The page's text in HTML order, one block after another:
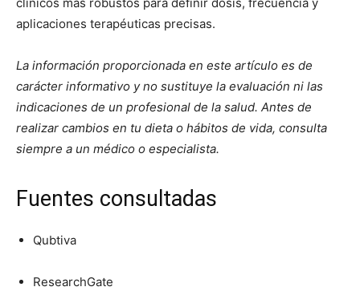
clínicos más robustos para definir dosis, frecuencia y
aplicaciones terapéuticas precisas.
La información proporcionada en este artículo es de
carácter informativo y no sustituye la evaluación ni las
indicaciones de un profesional de la salud. Antes de
realizar cambios en tu dieta o hábitos de vida, consulta
siempre a un médico o especialista.
Fuentes consultadas
Qubtiva
ResearchGate